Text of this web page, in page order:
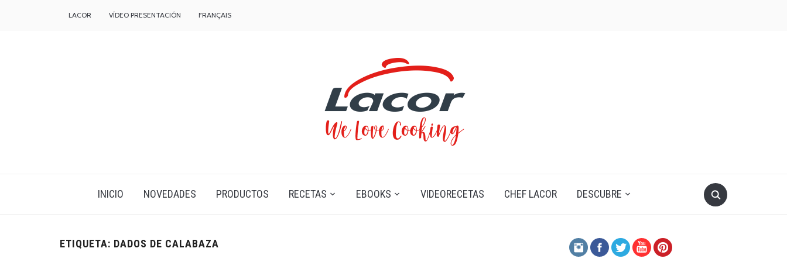
LACOR VÍDEO PRESENTACIÓN FRANÇAIS
INICIO NOVEDADES PRODUCTOS RECETAS EBOOKS VIDEORECETAS CHEF LACOR DESCUBRE
ETIQUETA: DADOS DE CALABAZA